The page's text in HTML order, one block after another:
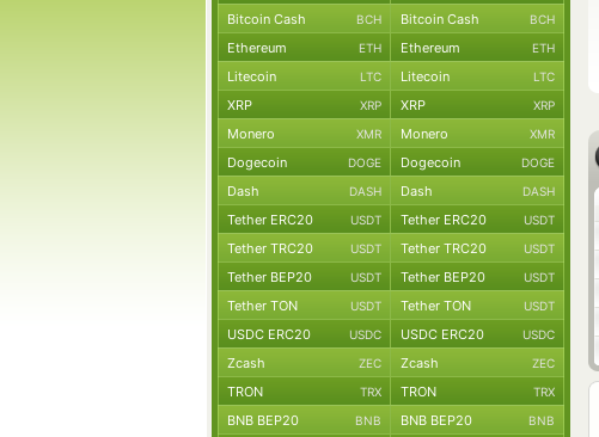
Bitcoin Cash BCH Bitcoin Cash BCH
Ethereum ETH Ethereum ETH
Litecoin LTC Litecoin LTC
XRP XRP XRP XRP
Monero XMR Monero XMR
Dogecoin DOGE Dogecoin DOGE
Dash DASH Dash DASH
Tether ERC20 USDT Tether ERC20 USDT
Tether TRC20 USDT Tether TRC20 USDT
Tether BEP20 USDT Tether BEP20 USDT
Tether TON USDT Tether TON USDT
USDC ERC20 USDC USDC ERC20 USDC
Zcash ZEC Zcash ZEC
TRON TRX TRON TRX
BNB BEP20 BNB BNB BEP20 BNB